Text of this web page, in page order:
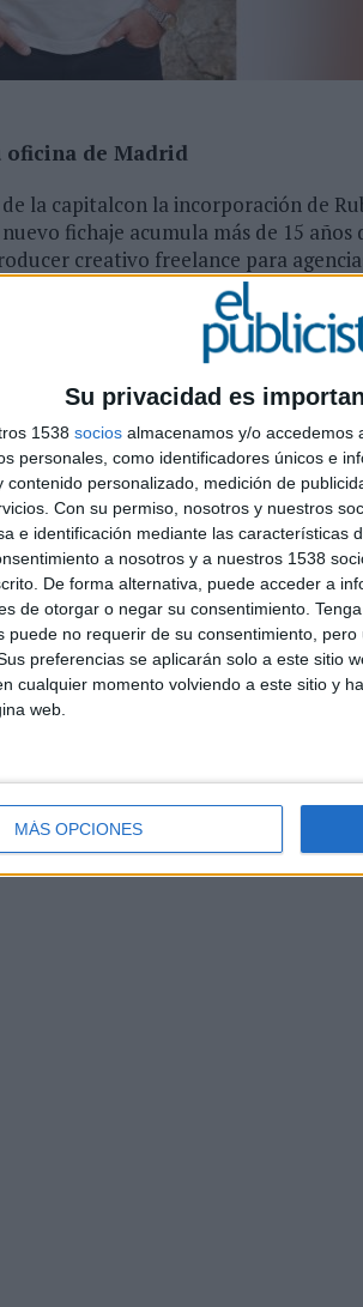
Su privacidad es
1538 socios almacenamos y/o accedemos
personales, como identificadores únicos e
contenido personalizado, medición de
Con su permiso, nosotros y nuestros
e identificación mediante las características
a nosotros y a nuestros 1538
De forma alternativa, puede acceder a
de otorgar o negar su consentimiento.
puede no requerir de su consentimiento,
preferencias se aplicarán solo a este sitio
cualquier momento volviendo a este sitio y
web.
MÁS OPCIONES
EL REGRESO DEL FÚTBOL
oficina de Madrid
la capitalcon la incorporación de
fichaje acumula más de 15
creativo freelance para
su visión 360 del sector para
SHARE ENVIAR